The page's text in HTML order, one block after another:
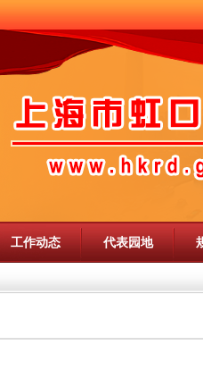
工作动态 代表园地